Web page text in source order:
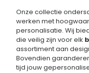
Onze collectie
werken met
personalisatie. Wij
die veilig zijn voor elk
assortiment aan
Bovendien
tijd jouw